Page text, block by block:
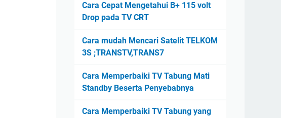
Cara Cepat Mengetahui B+ 115 volt
Drop pada TV CRT
Cara mudah Mencari Satelit TELKOM
3S ;TRANSTV,TRANS7
Cara Memperbaiki TV Tabung Mati
Standby Beserta Penyebabnya
Cara Memperbaiki TV Tabung yang